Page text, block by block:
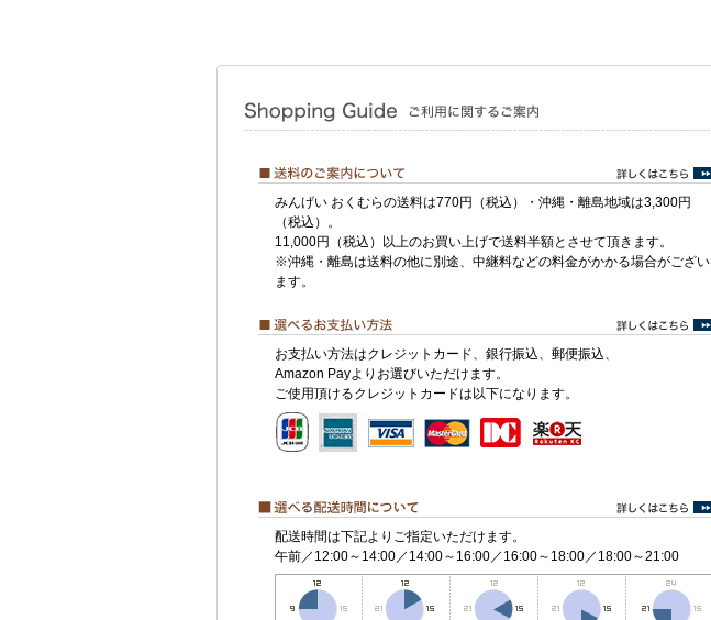
みんげい おくむらの送料は770円（税込）・沖縄・離島地域は3,300円
（税込）。
11,000円（税込）以上のお買い上げで送料半額とさせて頂きます。
※沖縄・離島は送料の他に別途、中継料などの料金がかかる場合がござい
ます。
お支払い方法はクレジットカード、銀行振込、郵便振込、
Amazon Payよりお選びいただけます。
ご使用頂けるクレジットカードは以下になります。
配送時間は下記よりご指定いただけます。
午前／12:00～14:00／14:00～16:00／16:00～18:00／18:00～21:00